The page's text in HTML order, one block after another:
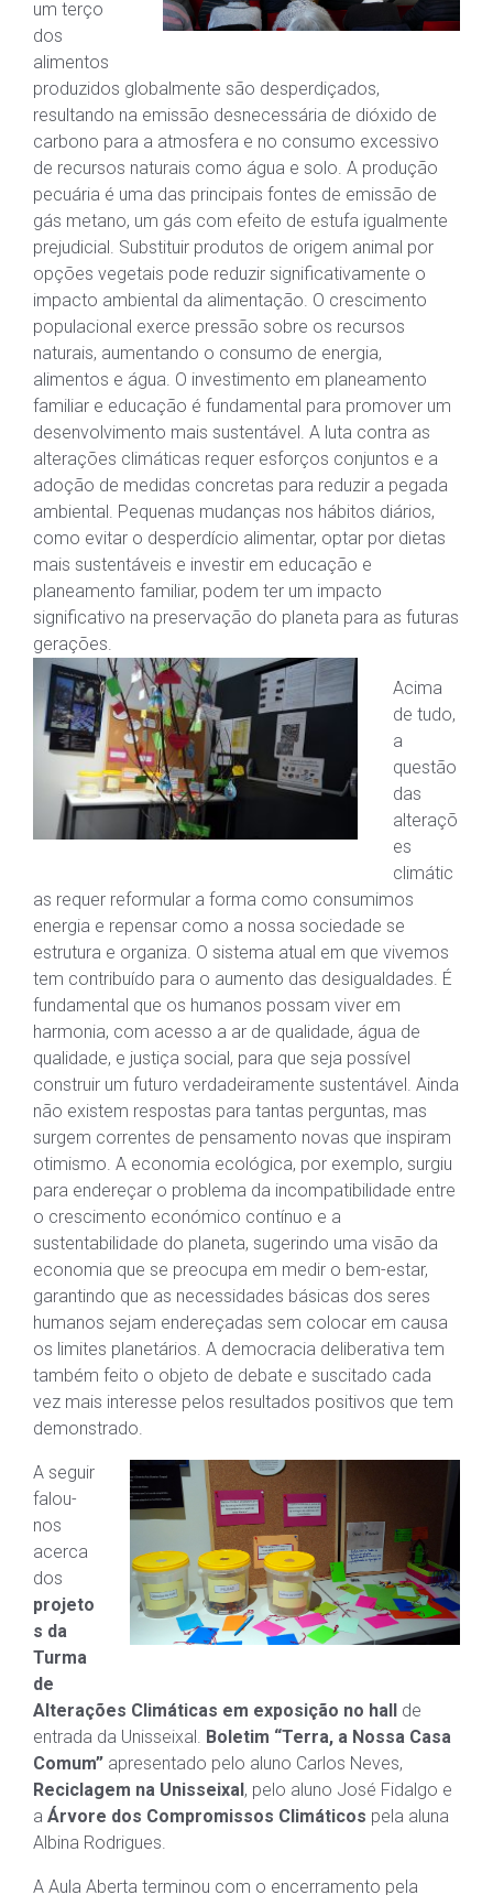
um terço
dos
alimentos
produzidos globalmente são desperdiçados,
resultando na emissão desnecessária de dióxido de
carbono para a atmosfera e no consumo excessivo
de recursos naturais como água e solo. A produção
pecuária é uma das principais fontes de emissão de
gás metano, um gás com efeito de estufa igualmente
prejudicial. Substituir produtos de origem animal por
opções vegetais pode reduzir significativamente o
impacto ambiental da alimentação. O crescimento
populacional exerce pressão sobre os recursos
naturais, aumentando o consumo de energia,
alimentos e água. O investimento em planeamento
familiar e educação é fundamental para promover um
desenvolvimento mais sustentável. A luta contra as
alterações climáticas requer esforços conjuntos e a
adoção de medidas concretas para reduzir a pegada
ambiental. Pequenas mudanças nos hábitos diários,
como evitar o desperdício alimentar, optar por dietas
mais sustentáveis e investir em educação e
planeamento familiar, podem ter um impacto
significativo na preservação do planeta para as futuras
gerações.
Acima
de tudo,
a
questão
das
alteraçõ
es
climátic
as requer reformular a forma como consumimos
energia e repensar como a nossa sociedade se
estrutura e organiza. O sistema atual em que vivemos
tem contribuído para o aumento das desigualdades. É
fundamental que os humanos possam viver em
harmonia, com acesso a ar de qualidade, água de
qualidade, e justiça social, para que seja possível
construir um futuro verdadeiramente sustentável. Ainda
não existem respostas para tantas perguntas, mas
surgem correntes de pensamento novas que inspiram
otimismo. A economia ecológica, por exemplo, surgiu
para endereçar o problema da incompatibilidade entre
o crescimento económico contínuo e a
sustentabilidade do planeta, sugerindo uma visão da
economia que se preocupa em medir o bem-estar,
garantindo que as necessidades básicas dos seres
humanos sejam endereçadas sem colocar em causa
os limites planetários. A democracia deliberativa tem
também feito o objeto de debate e suscitado cada
vez mais interesse pelos resultados positivos que tem
demonstrado.
A seguir
falou-
nos
acerca
dos
projeto
s da
Turma
de
Alterações Climáticas em exposição no hall de
entrada da Unisseixal. Boletim “Terra, a Nossa Casa
Comum” apresentado pelo aluno Carlos Neves,
Reciclagem na Unisseixal, pelo aluno José Fidalgo e
a Árvore dos Compromissos Climáticos pela aluna
Albina Rodrigues.
A Aula Aberta terminou com o encerramento pela